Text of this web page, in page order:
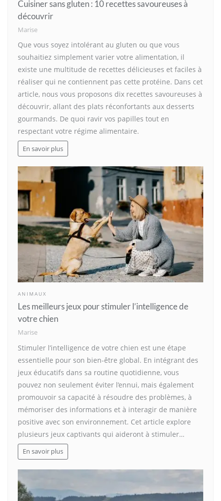
Cuisiner sans gluten : 10 recettes savoureuses à
découvrir
Marise
Que vous soyez intolérant au gluten ou que vous
souhaitiez simplement varier votre alimentation, il
existe une multitude de recettes délicieuses et faciles à
réaliser qui ne contiennent pas cette protéine. Dans cet
article, nous vous proposons dix recettes savoureuses à
découvrir, allant des plats réconfortants aux desserts
gourmands. De quoi ravir vos papilles tout en
respectant votre régime alimentaire.
En savoir plus
ANIMAUX
Les meilleurs jeux pour stimuler l’intelligence de
votre chien
Marise
Stimuler l’intelligence de votre chien est une étape
essentielle pour son bien-être global. En intégrant des
jeux éducatifs dans sa routine quotidienne, vous
pouvez non seulement éviter l’ennui, mais également
promouvoir sa capacité à résoudre des problèmes, à
mémoriser des informations et à interagir de manière
positive avec son environnement. Cet article explore
plusieurs jeux captivants qui aideront à stimuler…
En savoir plus